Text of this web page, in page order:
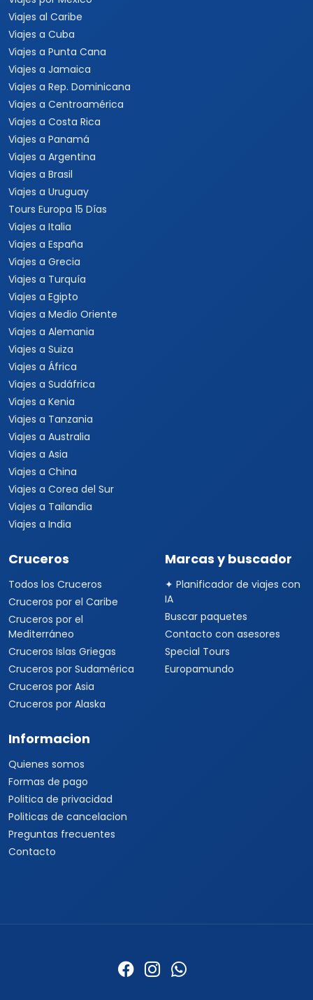
Viajes al Caribe
Viajes a Cuba
Viajes a Punta Cana
Viajes a Jamaica
Viajes a Rep. Dominicana
Viajes a Centroamérica
Viajes a Costa Rica
Viajes a Panamá
Viajes a Argentina
Viajes a Brasil
Viajes a Uruguay
Tours Europa 15 Días
Viajes a Italia
Viajes a España
Viajes a Grecia
Viajes a Turquía
Viajes a Egipto
Viajes a Medio Oriente
Viajes a Alemania
Viajes a Suiza
Viajes a África
Viajes a Sudáfrica
Viajes a Kenia
Viajes a Tanzania
Viajes a Australia
Viajes a Asia
Viajes a China
Viajes a Corea del Sur
Viajes a Tailandia
Viajes a India
Cruceros
Todos los Cruceros
Cruceros por el Caribe
Cruceros por el
Mediterráneo
Cruceros Islas Griegas
Cruceros por Sudamérica
Cruceros por Asia
Cruceros por Alaska
Marcas y buscador
✦ Planificador de viajes con
IA
Buscar paquetes
Contacto con asesores
Special Tours
Europamundo
Informacion
Quienes somos
Formas de pago
Politica de privacidad
Politicas de cancelacion
Preguntas frecuentes
Contacto